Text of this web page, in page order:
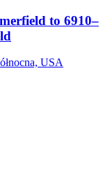
to 6910–
USA